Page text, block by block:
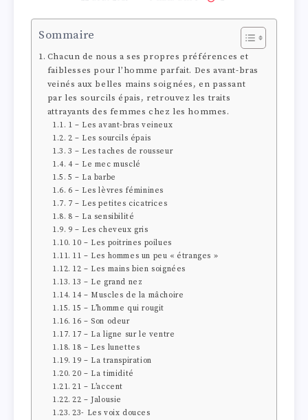
Sommaire
Chacun de nous a ses propres préférences et
faiblesses pour l’homme parfait. Des avant-bras
veinés aux belles mains soignées, en passant
par les sourcils épais, retrouvez les traits
attrayants des femmes chez les hommes.
1 – Les avant-bras veineux
2 – Les sourcils épais
3 – Les taches de rousseur
4 – Le mec musclé
5 – La barbe
6 – Les lèvres féminines
7 – Les petites cicatrices
8 – La sensibilité
9 – Les cheveux gris
10 – Les poitrines poilues
11 – Les hommes un peu « étranges »
12 – Les mains bien soignées
13 – Le grand nez
14 – Muscles de la mâchoire
15 – L’homme qui rougit
16 – Son odeur
17 – La ligne sur le ventre
18 – Les lunettes
19 – La transpiration
20 – La timidité
21 – L’accent
22 – Jalousie
23- Les voix douces